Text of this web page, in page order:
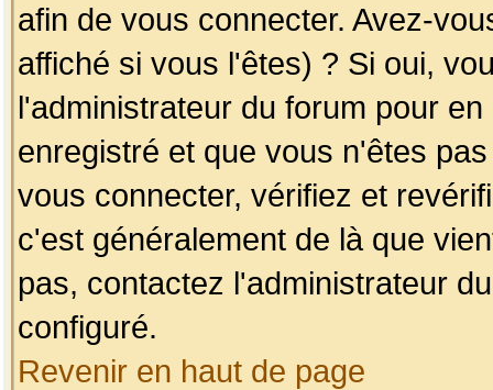
afin de vous connecter. Avez-
affiché si vous l'êtes) ? Si oui,
l'administrateur du forum pour
enregistré et que vous n'êtes
vous connecter, vérifiez et
c'est généralement de là que
pas, contactez l'administrateur
configuré.
Revenir en haut de page